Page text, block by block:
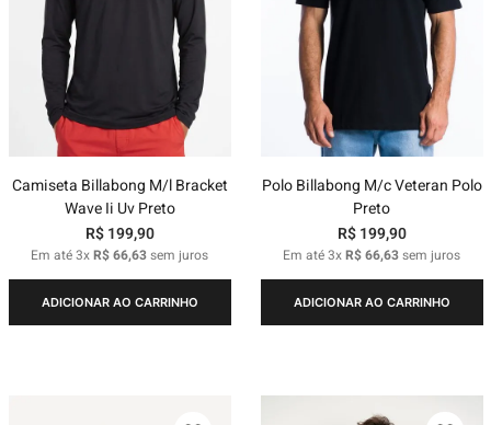
Camiseta Billabong M/l Bracket
Wave Ii Uv Preto
R$ 199,90
Em até3xR$66,63sem juros
ADICIONAR AO CARRINHO
Polo Billabong M/c Veteran Polo
Preto
R$ 199,90
Em até3xR$66,63sem juros
ADICIONAR AO CARRINHO